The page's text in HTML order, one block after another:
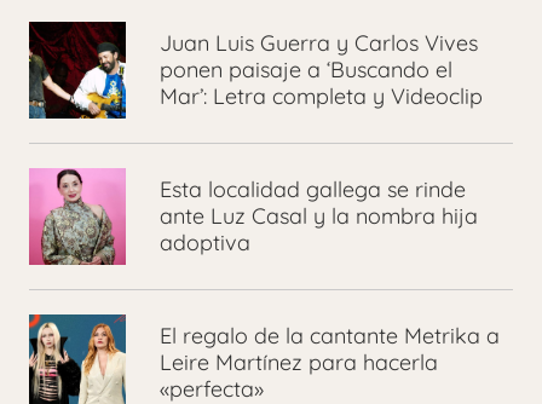
Juan Luis Guerra y Carlos Vives
ponen paisaje a ‘Buscando el
Mar’: Letra completa y Videoclip
Esta localidad gallega se rinde
ante Luz Casal y la nombra hija
adoptiva
El regalo de la cantante Metrika a
Leire Martínez para hacerla
«perfecta»